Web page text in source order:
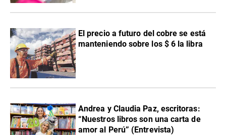
El precio a futuro del cobre se está
manteniendo sobre los $ 6 la libra
Andrea y Claudia Paz, escritoras:
“Nuestros libros son una carta de
amor al Perú” (Entrevista)